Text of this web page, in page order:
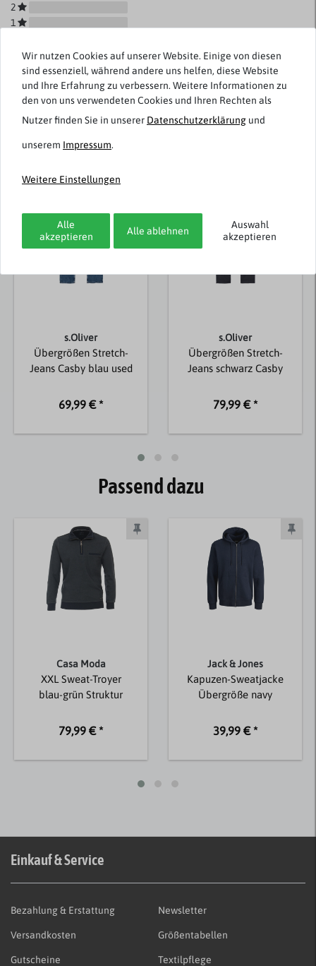
2
1
Rezensionen werden geladen...
Weitere Artikel von s.Oliver
s.Oliver
Übergrößen Stretch-
Jeans Casby blau used
69,99 € *
s.Oliver
Übergrößen Stretch-
Jeans schwarz Casby
79,99 € *
Passend dazu
Casa Moda
XXL Sweat-Troyer
blau-grün Struktur
79,99 € *
Jack & Jones
Kapuzen-Sweatjacke
Übergröße navy
39,99 € *
Wir nutzen Cookies auf unserer Website. Einige von diesen
sind essenziell, während andere uns helfen, diese Website
und Ihre Erfahrung zu verbessern. Weitere Informationen zu
den von uns verwendeten Cookies und Ihren Rechten als
Nutzer finden Sie in unserer Daten­schutz­erklärung und
unserem Impressum.
Weitere Einstellungen
Alle
akzeptieren
Alle ablehnen
Auswahl
akzeptieren
Einkauf & Service
Bezahlung & Erstattung
Versandkosten
Gutscheine
Newsletter
Größentabellen
Textilpflege